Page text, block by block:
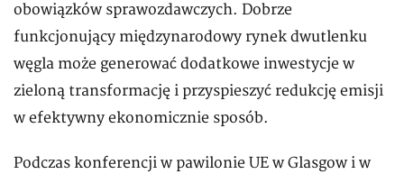
obowiązków sprawozdawczych. Dobrze
funkcjonujący międzynarodowy rynek dwutlenku
węgla może generować dodatkowe inwestycje w
zieloną transformację i przyspieszyć redukcję emisji
w efektywny ekonomicznie sposób.
Podczas konferencji w pawilonie UE w Glasgow i w